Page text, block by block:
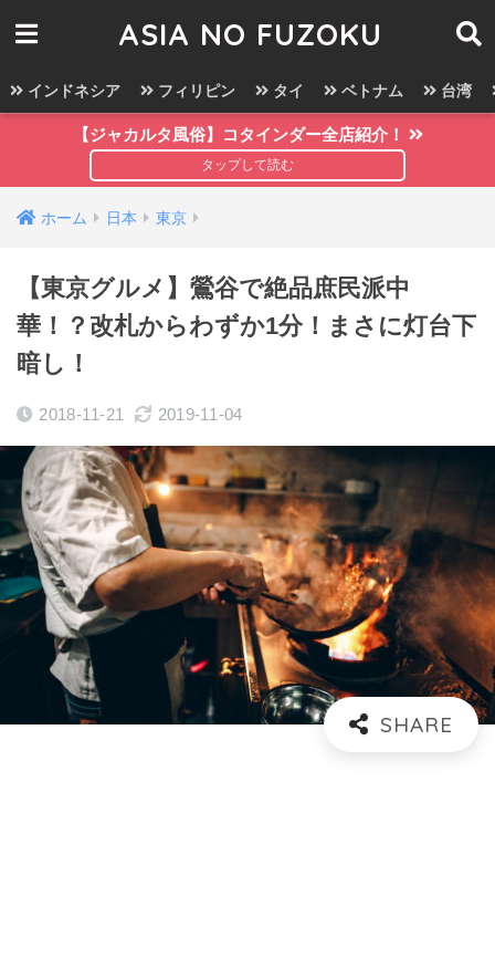
ASIA NO FUZOKU
インドネシア フィリピン タイ ベトナム 台湾
【ジャカルタ風俗】コタインダー全店紹介！
ホーム 日本 東京
【東京グルメ】鶯谷で絶品庶民派中
華！？改札からわずか1分！まさに灯台下
暗し！
2018-11-21 2019-11-04